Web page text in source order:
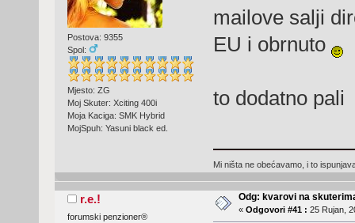
Postova: 9355
Spol:
Mjesto: ZG
Moj Skuter: Xciting 400i
Moja Kaciga: SMK Hybrid
MojSpuh: Yasuni black ed.
mailove salji
EU i obrnuto
to dodatno pali
Mi ništa ne obećavamo, i to
r.e.!
forumski penzioner®
Odg: kvarovi na
« Odgovori #41 : 25 Rujan,